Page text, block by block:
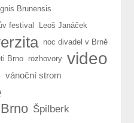
Ignis Brunensis
festival Leoš Janáček
noc divadel v Brně
Brno rozhovory video
vánoční strom
Špilberk